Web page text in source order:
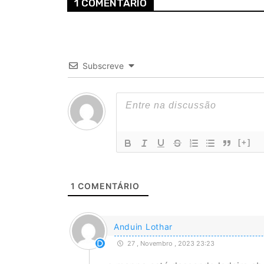
1 COMENTÁRIO
Subscreve
[+]
1 COMENTÁRIO
Anduin Lothar
27 , Novembro , 2023 23:23